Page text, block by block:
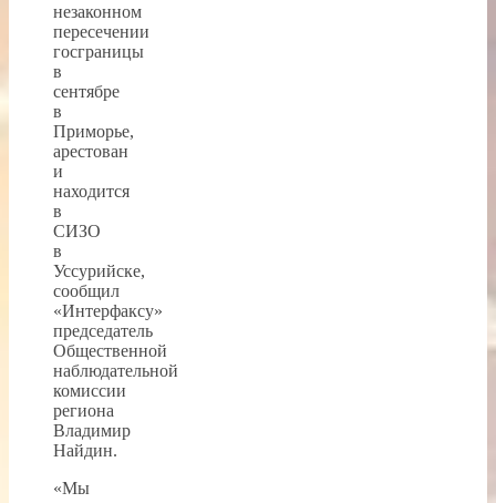
незаконном
пересечении
госграницы
в
сентябре
в
Приморье,
арестован
и
находится
в
СИЗО
в
Уссурийске,
сообщил
«Интерфаксу»
председатель
Общественной
наблюдательной
комиссии
региона
Владимир
Найдин.
«Мы